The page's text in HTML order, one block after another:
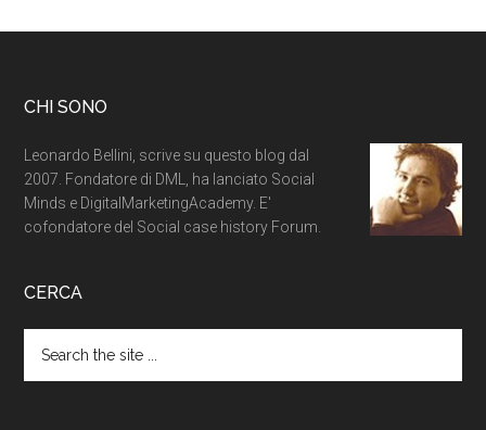
CHI SONO
Leonardo Bellini, scrive su questo blog dal
2007. Fondatore di DML, ha lanciato Social
Minds e DigitalMarketingAcademy. E'
cofondatore del Social case history Forum.
CERCA